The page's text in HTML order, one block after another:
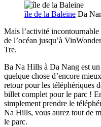
île de la Baleine Da
Mais l’activité incontournable
de l’océan jusqu’à
Tre.
Ba Na Hills à Da Nang est
quelque chose d’encore
retour pour les téléphériques
billet complet pour le parc !
simplement prendre le
Na Hills, vous aurez tout de
le parc.